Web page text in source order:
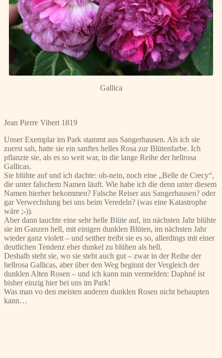
Gallica
Jean Pierre Vibert 1819
Unser Exemplar im Park stammt aus Sangerhausen. Als ich sie
zuerst sah, hatte sie ein sanftes helles Rosa zur Blütenfarbe. Ich
pflanzte sie, als es so weit war, in die lange Reihe der hellrosa
Gallicas.
Sie blühte auf und ich dachte: oh-nein, noch eine „Belle de Crecy“,
die unter falschem Namen läuft. Wie habe ich die denn unter diesem
Namen hierher bekommen? Falsche Reiser aus Sangerhausen? oder
gar Verwechslung bei uns beim Veredeln? (was eine Katastrophe
wäre ;-)).
Aber dann tauchte eine sehr helle Blüte auf, im nächsten Jahr blühte
sie im Ganzen hell, mit einigen dunklen Blüten, im nächsten Jahr
wieder ganz violett – und seither treibt sie es so, allerdings mit einer
deutlichen Tendenz eher dunkel zu blühen als hell.
Deshalb steht sie, wo sie steht auch gut – zwar in der Reihe der
hellrosa Gallicas, aber über den Weg beginnt der Vergleich der
dunklen Alten Rosen – und ich kann nun vermelden: Daphné ist
bisher einzig hier bei uns im Park!
Was man vo den meisten anderen dunklen Rosen nicht behaupten
kann…